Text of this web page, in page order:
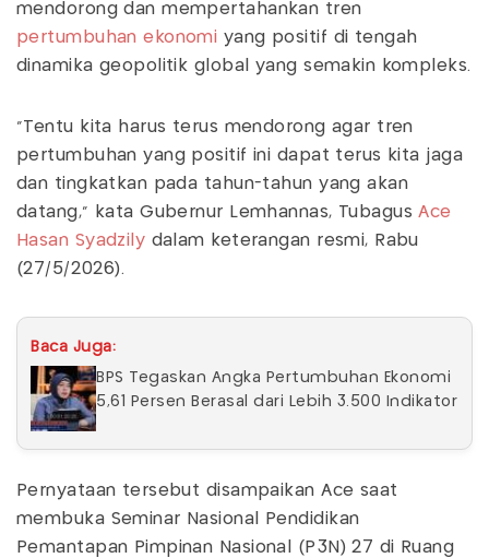
mendorong dan mempertahankan tren
pertumbuhan ekonomi yang positif di tengah
dinamika geopolitik global yang semakin kompleks.
"Tentu kita harus terus mendorong agar tren
pertumbuhan yang positif ini dapat terus kita jaga
dan tingkatkan pada tahun-tahun yang akan
datang,” kata Gubernur Lemhannas, TubagusAce
Hasan Syadzily dalam keterangan resmi, Rabu
(27/5/2026).
Baca Juga:
BPS Tegaskan Angka Pertumbuhan Ekonomi
5,61 Persen Berasal dari Lebih 3.500 Indikator
Pernyataan tersebut disampaikan Ace saat
membuka Seminar Nasional Pendidikan
Pemantapan Pimpinan Nasional (P3N) 27 di Ruang